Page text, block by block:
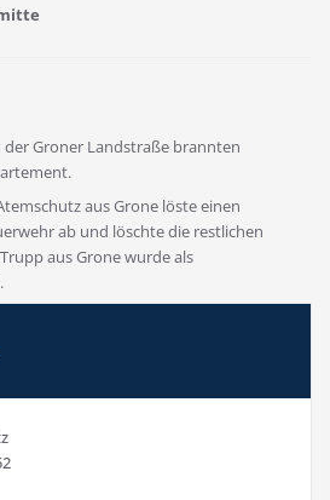
Groner Landstraße brannten
aus Grone löste einen
ab und löschte die restlichen
aus Grone wurde als